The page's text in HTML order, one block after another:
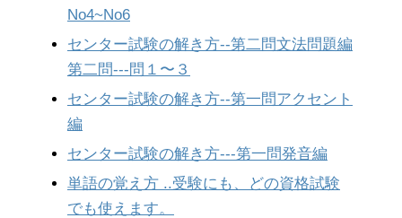
No4~No6
センター試験の解き方--第二問文法問題編
第二問---問１〜３
センター試験の解き方--第一問アクセント
編
センター試験の解き方---第一問発音編
単語の覚え方 ..受験にも、どの資格試験
でも使えます。